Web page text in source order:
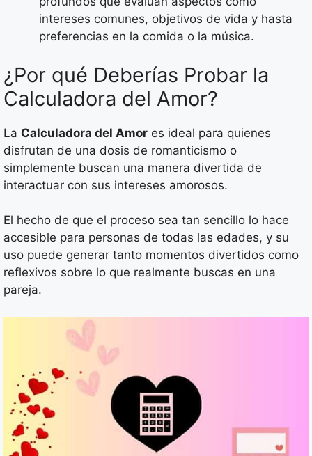
intereses comunes, objetivos de vida y hasta
preferencias en la comida o la música.
¿Por qué Deberías Probar la
Calculadora del Amor?
La Calculadora del Amor es ideal para quienes
disfrutan de una dosis de romanticismo o
simplemente buscan una manera divertida de
interactuar con sus intereses amorosos.
El hecho de que el proceso sea tan sencillo lo hace
accesible para personas de todas las edades, y su
uso puede generar tanto momentos divertidos como
reflexivos sobre lo que realmente buscas en una
pareja.